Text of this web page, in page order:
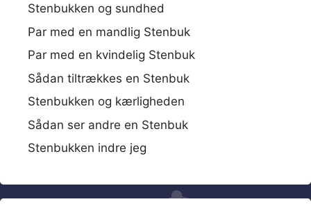
Stenbukken og sundhed
Par med en mandlig Stenbuk
Par med en kvindelig Stenbuk
Sådan tiltrækkes en Stenbuk
Stenbukken og kærligheden
Sådan ser andre en Stenbuk
Stenbukken indre jeg